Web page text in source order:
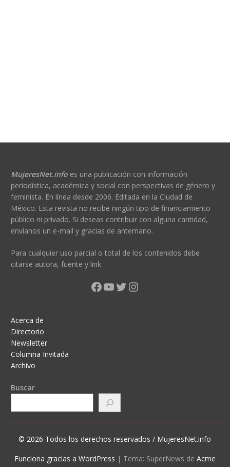
MujeresNet.infoes una publicación con información
periodística, académica y social con perspectivas de género y
feminista. En línea desde 2006. Editada en la Ciudad de
México. Esta revista no recibe ningún tipo de financiamiento
público ni privado. Si deseas contribuir con alguna cantidad,
envíanos un e-mail y gracias de antemano.
Para cualquier uso parcial o total de los contenidos debe
citarse autora, fuente y link.
Facebook
YouTube
Twitter
Instagram
Acerca de
Directorio
Newsletter
Columna Invitada
Archivo
Buscar
© 2026 Todos los derechos reservados / MujeresNet.info
Funciona gracias a WordPress | Tema: SuperNews de Acme